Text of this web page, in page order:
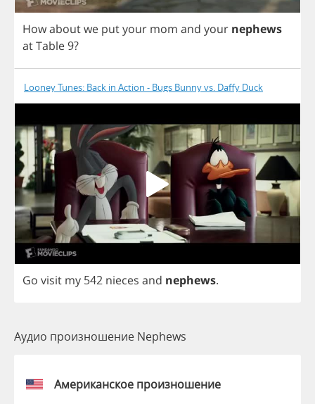
Howaboutwe putyour mom and your nephews
atTable9?
Looney Tunes: Back in Action - Bugs Bunny vs. Daffy Duck
Go visit my 542 nieces and nephews.
Аудио произношение Nephews
Американское произношение